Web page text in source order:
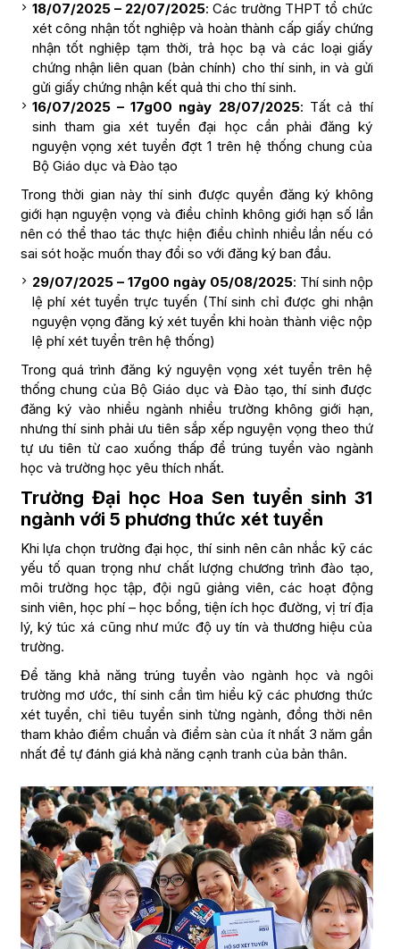
18/07/2025 – 22/07/2025: Các trường THPT tổ chức
xét công nhận tốt nghiệp và hoàn thành cấp giấy chứng
nhận tốt nghiệp tạm thời, trả học bạ và các loại giấy
chứng nhận liên quan (bản chính) cho thí sinh, in và gửi
gửi giấy chứng nhận kết quả thi cho thí sinh.
16/07/2025 – 17g00 ngày 28/07/2025: Tất cả thí
sinh tham gia xét tuyển đại học cần phải đăng ký
nguyện vọng xét tuyển đợt 1 trên hệ thống chung của
Bộ Giáo dục và Đào tạo
Trong thời gian này thí sinh được quyền đăng ký không
giới hạn nguyện vọng và điều chỉnh không giới hạn số lần
nên có thể thao tác thực hiện điều chỉnh nhiều lần nếu có
sai sót hoặc muốn thay đổi so với đăng ký ban đầu.
29/07/2025 – 17g00 ngày 05/08/2025: Thí sinh nộp
lệ phí xét tuyển trực tuyến (Thí sinh chỉ được ghi nhận
nguyện vọng đăng ký xét tuyển khi hoàn thành việc nộp
lệ phí xét tuyển trên hệ thống)
Trong quá trình đăng ký nguyện vọng xét tuyển trên hệ
thống chung của Bộ Giáo dục và Đào tạo, thí sinh được
đăng ký vào nhiều ngành nhiều trường không giới hạn,
nhưng thí sinh phải ưu tiên sắp xếp nguyện vọng theo thứ
tự ưu tiên từ cao xuống thấp để trúng tuyển vào ngành
học và trường học yêu thích nhất.
Trường Đại học Hoa Sen tuyển sinh 31
ngành với 5 phương thức xét tuyển
Khi lựa chọn trường đại học, thí sinh nên cân nhắc kỹ các
yếu tố quan trọng như chất lượng chương trình đào tạo,
môi trường học tập, đội ngũ giảng viên, các hoạt động
sinh viên, học phí – học bổng, tiện ích học đường, vị trí địa
lý, ký túc xá cũng như mức độ uy tín và thương hiệu của
trường.
Để tăng khả năng trúng tuyển vào ngành học và ngôi
trường mơ ước, thí sinh cần tìm hiểu kỹ các phương thức
xét tuyển, chỉ tiêu tuyển sinh từng ngành, đồng thời nên
tham khảo điểm chuẩn và điểm sàn của ít nhất 3 năm gần
nhất để tự đánh giá khả năng cạnh tranh của bản thân.